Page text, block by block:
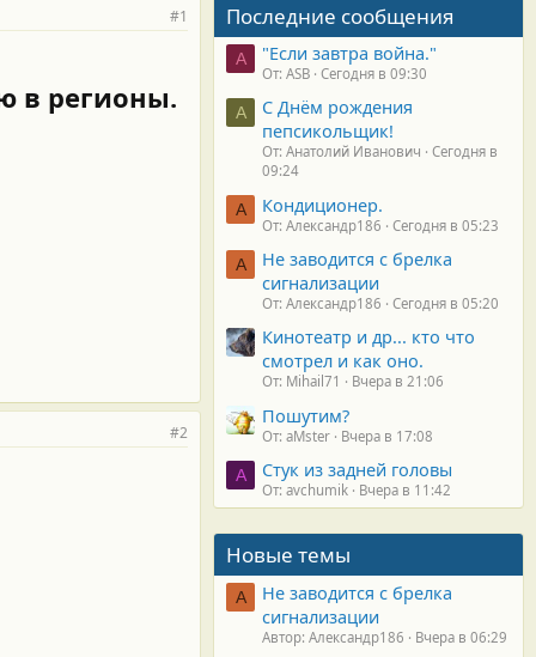
#1
в регионы.
#2
Последние сообщения
A "Если завтра война."
От: ASB Сегодня в 09:30
А
С Днём рождения
пепсикольщик!
От: Анатолий Иванович
Сегодня в
09:24
А Кондиционер.
От: Александр186 Сегодня в 05:23
А
Не заводится с брелка
сигнализации
От: Александр186 Сегодня в 05:20
Кинотеатр и др... кто что
смотрел и как оно.
От: Mihail71 Вчера в 21:06
Пошутим?
От: aMster Вчера в 17:08
A Стук из задней головы
От: avchumik Вчера в 11:42
Новые темы
А
Не заводится с брелка
сигнализации
Автор: Александр186 Вчера в 06:29